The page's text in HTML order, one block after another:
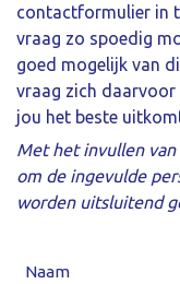
contactformulier in
vraag zo spoedig
goed mogelijk van
vraag zich daarvoor
jou het beste
Met het invullen
om de ingevulde
worden uitsluitend
Naam